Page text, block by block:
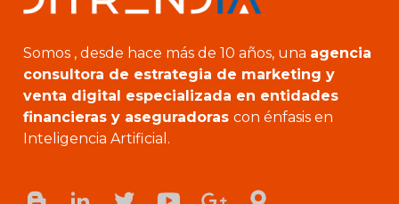
Somos , desde hace más de 10 años, una agencia
consultora de estrategia de marketing y
venta digital especializada en entidades
financieras y aseguradoras con énfasis en
Inteligencia Artificial.